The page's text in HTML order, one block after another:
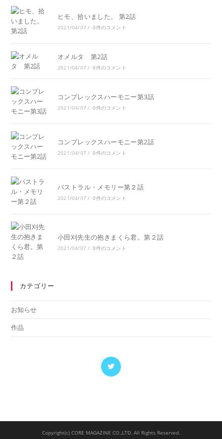
ヒモ、拾いました。 第2話
2021/04/07 / 0件のコメント
オメルタ 第2話
2021/04/07 / 0件のコメント
コンプレックスハーモニー第3話
2021/04/07 / 0件のコメント
コンプレックスハーモニー第2話
2021/04/07 / 0件のコメント
パストラル・メモリー第２話
2021/04/07 / 0件のコメント
小田刈先生の抱きまくら君。第２話
2021/04/07 / 0件のコメント
カテゴリー
お知らせ
作品
新
で
開
Copyright(c) CORE MAGAZINE CO.,LTD. All Rights Reserved.